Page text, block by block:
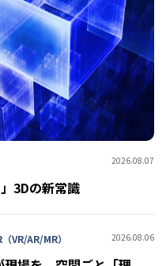
2026.08.07
3Dの新常識
VR/AR/MR） 2026.08.06